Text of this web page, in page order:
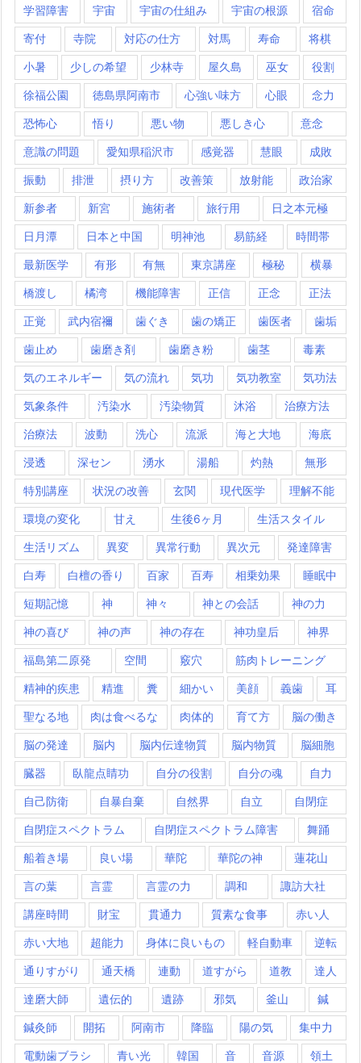
学習障害 宇宙 宇宙の仕組み 宇宙の根源 宿命
寄付 寺院 対応の仕方 対馬 寿命 将棋
小暑 少しの希望 少林寺 屋久島 巫女 役割
徐福公園 徳島県阿南市 心強い味方 心眼 念力
恐怖心 悟り 悪い物 悪しき心 意念
意識の問題 愛知県稲沢市 感覚器 慧眼 成敗
振動 排泄 摂り方 改善策 放射能 政治家
新参者 新宮 施術者 旅行用 日之本元極
日月潭 日本と中国 明神池 易筋経 時間帯
最新医学 有形 有無 東京講座 極秘 横暴
橋渡し 橘湾 機能障害 正信 正念 正法
正覚 武内宿禰 歯ぐき 歯の矯正 歯医者 歯垢
歯止め 歯磨き剤 歯磨き粉 歯茎 毒素
気のエネルギー 気の流れ 気功 気功教室 気功法
気象条件 汚染水 汚染物質 沐浴 治療方法
治療法 波動 洗心 流派 海と大地 海底
浸透 深セン 湧水 湯船 灼熱 無形
特別講座 状況の改善 玄関 現代医学 理解不能
環境の変化 甘え 生後6ヶ月 生活スタイル
生活リズム 異変 異常行動 異次元 発達障害
白寿 白檀の香り 百家 百寿 相乗効果 睡眠中
短期記憶 神 神々 神との会話 神の力
神の喜び 神の声 神の存在 神功皇后 神界
福島第二原発 空間 竅穴 筋肉トレーニング
精神的疾患 精進 糞 細かい 美顔 義歯 耳
聖なる地 肉は食べるな 肉体的 育て方 脳の働き
脳の発達 脳内 脳内伝達物質 脳内物質 脳細胞
臓器 臥龍点睛功 自分の役割 自分の魂 自力
自己防衛 自暴自棄 自然界 自立 自閉症
自閉症スペクトラム 自閉症スペクトラム障害 舞踊
船着き場 良い場 華陀 華陀の神 蓮花山
言の葉 言霊 言霊の力 調和 諏訪大社
講座時間 財宝 貫通力 質素な食事 赤い人
赤い大地 超能力 身体に良いもの 軽自動車 逆転
通りすがり 通天橋 連動 道すがら 道教 達人
達磨大師 遺伝的 遺跡 邪気 釜山 鍼
鍼灸師 開拓 阿南市 降臨 陽の気 集中力
電動歯ブラシ 青い光 韓国 音 音源 領土